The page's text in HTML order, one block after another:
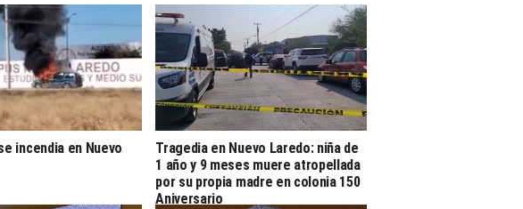
incendia en Nuevo
Tragedia en Nuevo Laredo: niña de
1 año y 9 meses muere atropellada
por su propia madre en colonia 150
Aniversario